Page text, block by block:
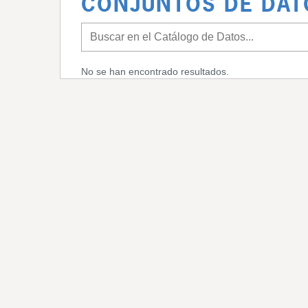
CONJUNTOS DE
No se han encontrado resultados.